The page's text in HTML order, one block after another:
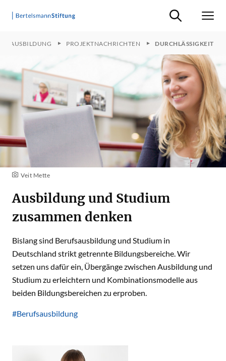
Suche ein-/
AUSBILDUNG PROJEKTNACHRICHTEN DURCHLÄSSIGKEIT
Veit Mette
Ausbildung und Studium
zusammen denken
Bislang sind Berufsausbildung und Studium in
Deutschland strikt getrennte Bildungsbereiche. Wir
setzen uns dafür ein, Übergänge zwischen Ausbildung und
Studium zu erleichtern und Kombinationsmodelle aus
beiden Bildungsbereichen zu erproben.
#Berufsausbildung